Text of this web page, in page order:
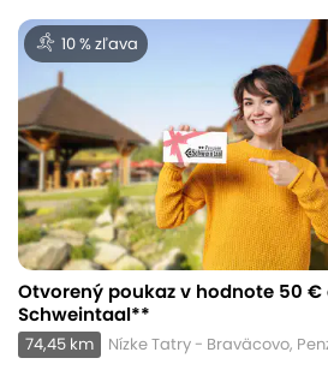
10 % zľava
Otvorený poukaz v hodnote 50 €
Schweintaal**
74,45 km Nízke Tatry - Braväcovo,